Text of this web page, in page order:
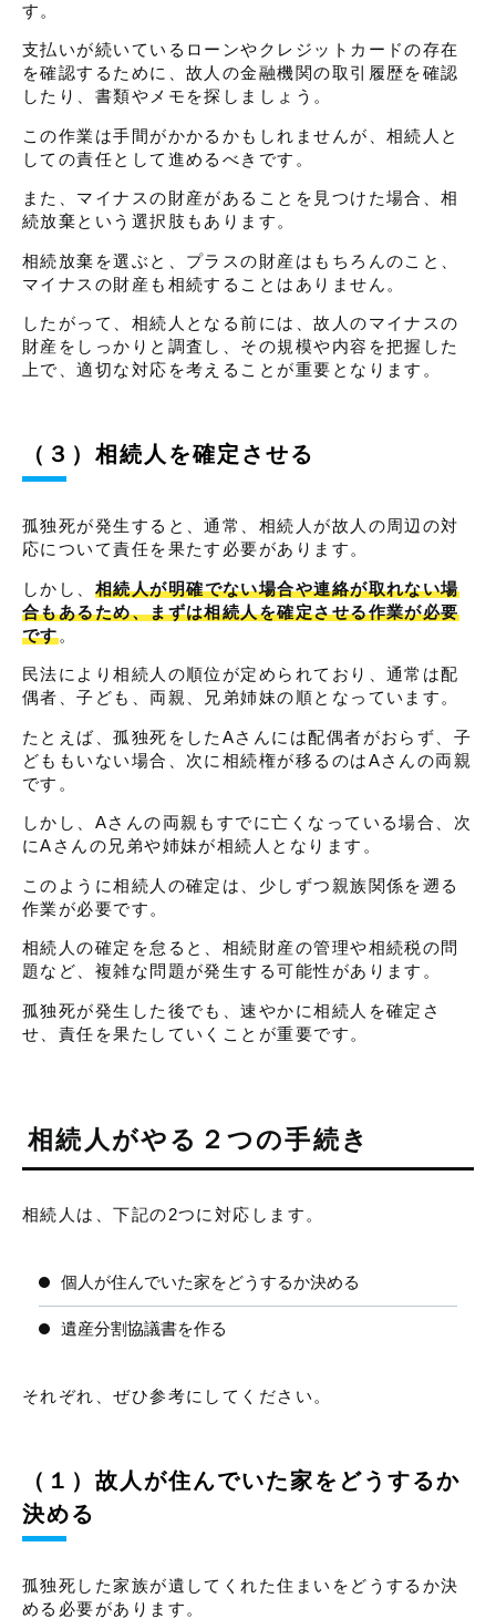
す。
支払いが続いているローンやクレジットカードの存在
を確認するために、故人の金融機関の取引履歴を確認
したり、書類やメモを探しましょう。
この作業は手間がかかるかもしれませんが、相続人と
しての責任として進めるべきです。
また、マイナスの財産があることを見つけた場合、相
続放棄という選択肢もあります。
相続放棄を選ぶと、プラスの財産はもちろんのこと、
マイナスの財産も相続することはありません。
したがって、相続人となる前には、故人のマイナスの
財産をしっかりと調査し、その規模や内容を把握した
上で、適切な対応を考えることが重要となります。
（３）相続人を確定させる
孤独死が発生すると、通常、相続人が故人の周辺の対
応について責任を果たす必要があります。
しかし、 相続人が明確でない場合や連絡が取れない場
合もあるため、まずは相続人を確定させる作業が必要
です。
民法により相続人の順位が定められており、通常は配
偶者、子ども、両親、兄弟姉妹の順となっています。
たとえば、孤独死をしたAさんには配偶者がおらず、子
どももいない場合、次に相続権が移るのはAさんの両親
です。
しかし、Aさんの両親もすでに亡くなっている場合、次
にAさんの兄弟や姉妹が相続人となります。
このように相続人の確定は、少しずつ親族関係を遡る
作業が必要です。
相続人の確定を怠ると、相続財産の管理や相続税の問
題など、複雑な問題が発生する可能性があります。
孤独死が発生した後でも、速やかに相続人を確定さ
せ、責任を果たしていくことが重要です。
相続人がやる２つの手続き
相続人は、下記の2つに対応します。
個人が住んでいた家をどうするか決める
遺産分割協議書を作る
それぞれ、ぜひ参考にしてください。
（１）故人が住んでいた家をどうするか
決める
孤独死した家族が遺してくれた住まいをどうするか決
める必要があります。